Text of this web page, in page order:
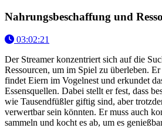
Nahrungsbeschaffung und
03:02:21
Der Streamer konzentriert sich auf die
Ressourcen, um im Spiel zu überleben.
findet Eiern im Vogelnest und erkundet
Essensquellen. Dabei stellt er fest, dass
wie Tausendfüßler giftig sind, aber
verwertbar sein könnten. Er muss auch
sammeln und kocht es ab, um es